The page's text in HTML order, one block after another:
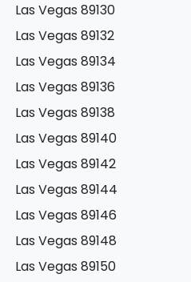
Las Vegas 89130
Las Vegas 89132
Las Vegas 89134
Las Vegas 89136
Las Vegas 89138
Las Vegas 89140
Las Vegas 89142
Las Vegas 89144
Las Vegas 89146
Las Vegas 89148
Las Vegas 89150